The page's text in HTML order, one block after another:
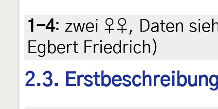
1-4: zwei ♀♀, Daten
Egbert Friedrich)
2.3.